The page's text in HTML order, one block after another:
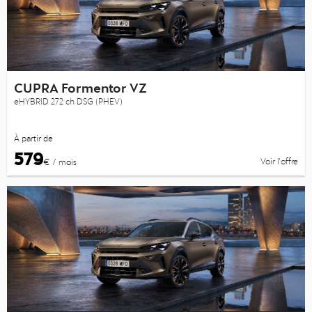
CUPRA Formentor VZ
eHYBRID 272 ch DSG (PHEV)
À partir de
579€ / mois Voir l’offre